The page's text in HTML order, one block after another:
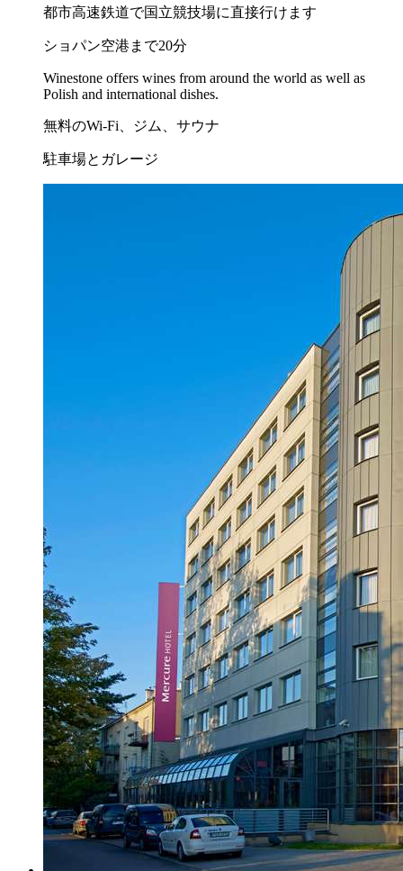
都市高速鉄道で国立競技場に直接行けます
ショパン空港まで20分
Winestone offers wines from around the world as well as
Polish and international dishes.
無料のWi-Fi、ジム、サウナ
駐車場とガレージ